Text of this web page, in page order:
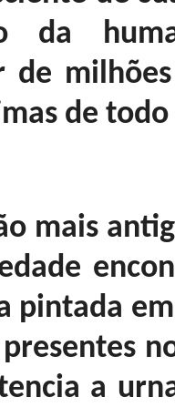
da
de
de
mais
pintada
a